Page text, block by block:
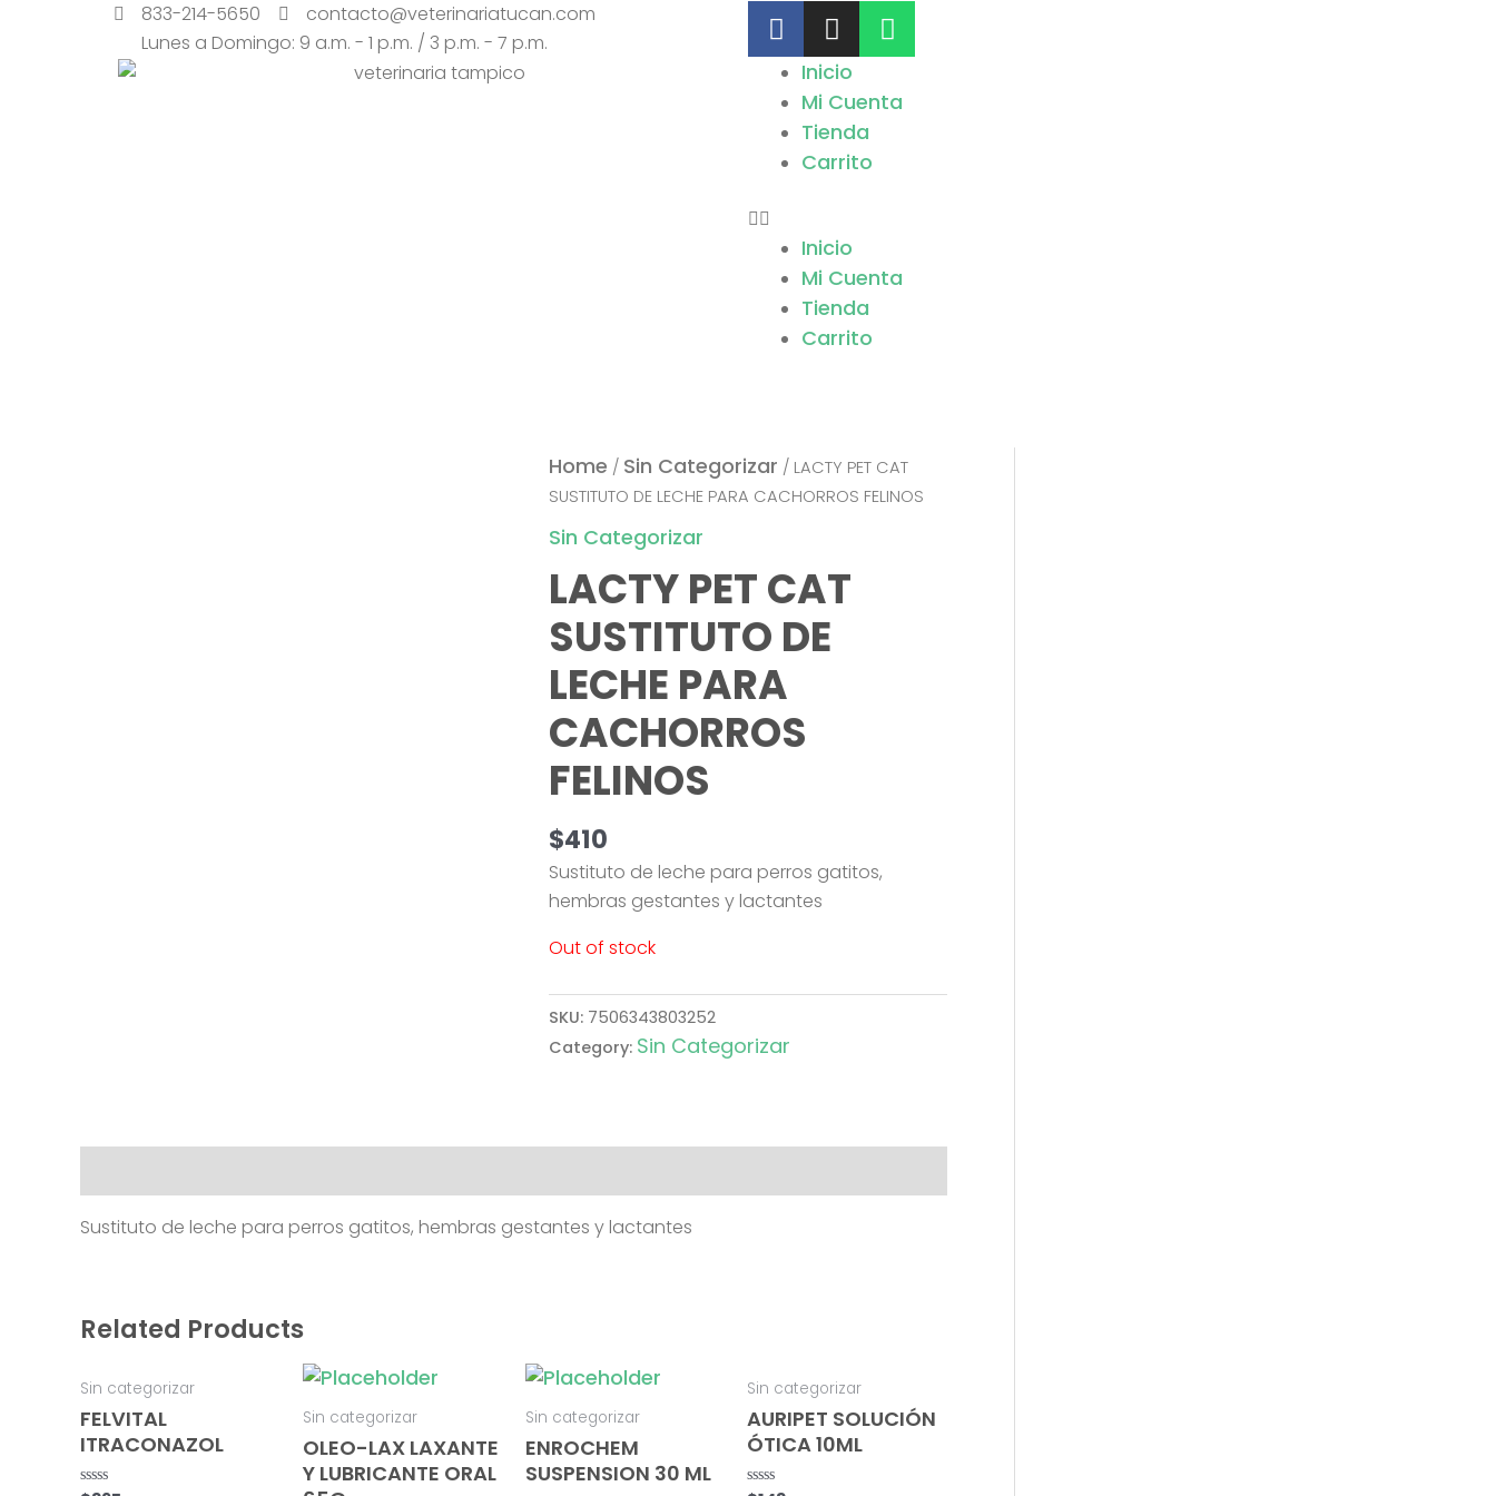
833-214-5650
contacto@veterinariatucan.com
Lunes a Domingo: 9 a.m. - 1 p.m. / 3 p.m. - 7 p.m.
F
A
C
E
B
O
-
F
I
N
S
T
A
G
R
M
W
H
A
T
Inicio
Mi Cuenta
Tienda
Carrito
Menu
Inicio
Mi Cuenta
Tienda
Carrito
Home / Sin Categorizar / LACTY PET CAT
SUSTITUTO DE LECHE PARA CACHORROS FELINOS
Sin Categorizar
LACTY PET CAT
SUSTITUTO DE
LECHE PARA
CACHORROS
FELINOS
$410
Sustituto de leche para perros gatitos,
hembras gestantes y lactantes
Out of stock
SKU: 7506343803252
Category: Sin Categorizar
Sustituto de leche para perros gatitos, hembras gestantes y lactantes
Related Products
Sin categorizar
FELVITAL
ITRACONAZOL
Sin categorizar
OLEO-LAX LAXANTE
Y LUBRICANTE ORAL
Sin categorizar
ENROCHEM
SUSPENSION 30 ML
Sin categorizar
AURIPET SOLUCIÓN
ÓTICA 10ML